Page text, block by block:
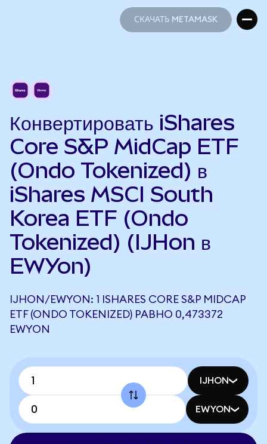
СКАЧАТЬ METAMASK
Конвертировать iShares
Core S&P MidCap ETF
(Ondo Tokenized) в
iShares MSCI South
Korea ETF (Ondo
Tokenized) (IJHon в
EWYon)
IJHON/EWYON: 1 ISHARES CORE S&P MIDCAP
ETF (ONDO TOKENIZED) РАВНО 0,473372
EWYON
IJHON
EWYON